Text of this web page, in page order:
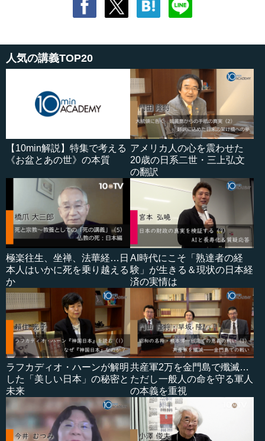
人気の講義TOP20
【10min解説】特集で考える
《お盆とあの世》の本質
アメリカ人の心を震わせた
20歳の日系二世・三上弘文
の翻訳
極楽往生、坐禅、法華経…日
本人はいかに死を乗り越える
か
AI時代にこそ「熟達者の経
験」が生きる＆現状の日本経
済の実情は
ラフカディオ・ハーンが解明
した「美しい日本」の秘密と
未来
共産軍2万を金門島で殲滅…
ただし一般人の命を守る軍人
の本義を重視